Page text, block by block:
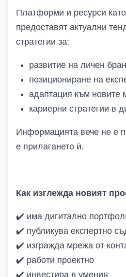
Платформи и ресурси
предоставят актуални
стратегии за:
развитие на личен
позициониране на
адаптация към новите
кариерни стратегии в
Информацията вече не е
е прилагането ѝ.
Как изглежда новият
✔️ има дигитално
✔️ публикува експертно
✔️ изгражда мрежа от
✔️ работи проектно
✔️ инвестира в умения